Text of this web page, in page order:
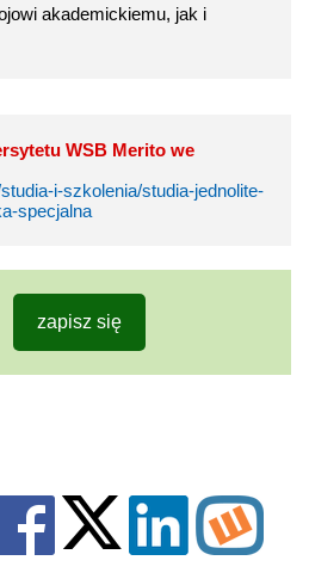
akademickiemu, jak i
WSB Merito we
i-szkolenia/studia-jednolite-
specjalna
zapisz się